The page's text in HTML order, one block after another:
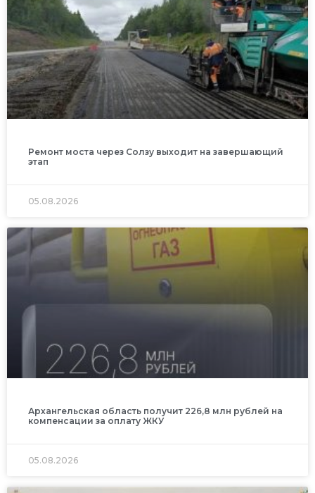
Ремонт моста через Солзу выходит на завершающий
этап
05.08.2026
Архангельская область получит 226,8 млн рублей на
компенсации за оплату ЖКУ
05.08.2026